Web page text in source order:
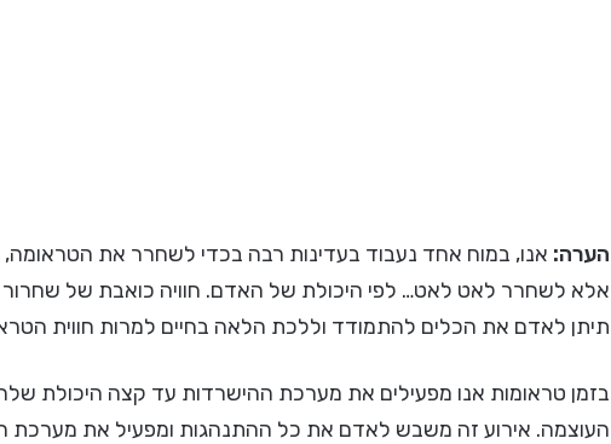
הערה: אנו, במוח אחד נעבוד בעדינות רבה בכדי לשחרר את הטראומה,
אלא לשחרר לאט לאט… לפי היכולת של האדם. חוויה כואבת של
תיתן לאדם את הכלים להתמודד וללכת הלאה בחיים למרות חווית
בזמן טראומות אנו מפעילים את מערכת ההישרדות עד קצה היכולת שלה
העוצמה. אירוע זה משבש לאדם את כל ההתנהגות ומפעיל את מערכת